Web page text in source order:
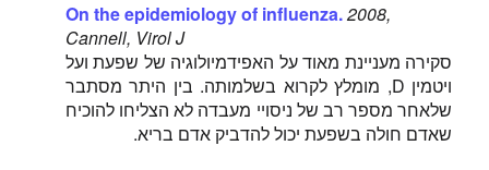
On the epidemiology of influenza.2008,
Cannell, Virol J
סקירה מעניינת מאוד על האפידמיולוגיה של שפעת ועל
ויטמין D, מומלץ לקרוא בשלמותה. בין היתר מסתבר
שלאחר מספר רב של ניסויי מעבדה לא הצליחו להוכיח
שאדם חולה בשפעת יכול להדביק אדם בריא.